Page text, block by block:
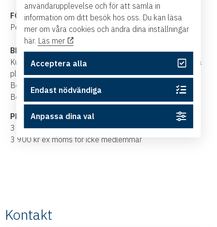
FÖRELÄSARE
Peter Hellman, Västsvenska Handelskammaren
BRA ATT VETA
Kursen anpassas efter kunskapsnivån hos deltagarna på
plats.
Bokningen är bindande, men platsen kan överlåtas.
Begränsat antal kursdeltagare.
PRIS
3 500 kr ex moms för medlemmar
3 900 kr ex moms för icke medlemmar
Kontakt
användarupplevelse och för att samla in
information om ditt besök hos oss. Du kan läsa
mer om våra cookies och ändra dina inställningar
här. Läs mer
Acceptera alla
Endast nödvändiga
Anpassa dina val